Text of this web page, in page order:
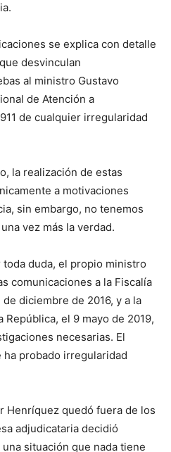
se explica con detalle
desvinculan
al ministro Gustavo
de Atención a
de cualquier irregularidad
la realización de estas
a motivaciones
sin embargo, no tenemos
vez más la verdad.
duda, el propio ministro
comunicaciones a la Fiscalía
diciembre de 2016, y a la
el 9 mayo de 2019,
necesarias. El
probado irregularidad
Henríquez quedó fuera de los
adjudicataria decidió
situación que nada tiene